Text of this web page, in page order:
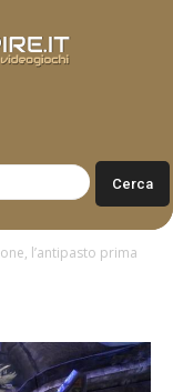
l’antipasto prima